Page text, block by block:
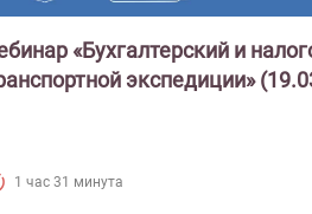
«Бухгалтерский и
экспедиции»
1 час 31 минута